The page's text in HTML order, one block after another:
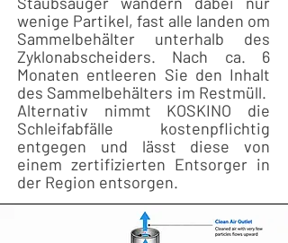
wenige Partikel, fast alle landen om
Sammelbehälter unterhalb des
Zyklonabscheiders. Nach ca. 6
Monaten entleeren Sie den Inhalt
des Sammelbehälters im Restmüll.
Alternativ nimmt KOSKINO die
Schleifabfälle kostenpflichtig
entgegen und lässt diese von
einem zertifizierten Entsorger in
der Region entsorgen.